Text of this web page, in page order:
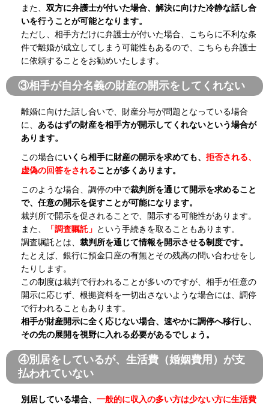
また、 双方に弁護士が付いた場合、解決に向けた冷静な話し合
いを行うことが可能となります。
ただし、相手方だけに弁護士が付いた場合、こちらに不利な条
件で離婚が成立してしまう可能性もあるので、こちらも弁護士
に依頼することをお勧めいたします。
③相手が自分名義の財産の開示をしてくれない
離婚に向けた話し合いで、財産分与が問題となっている場合
に、 あるはずの財産を相手方が開示してくれないという場合が
あります。
この場合にいくら相手に財産の開示を求めても、 拒否される、
虚偽の回答をされることが多くあります。
このような場合、調停の中で裁判所を通じて開示を求めること
で、任意の開示を促すことが可能になります。
裁判所で開示を促されることで、開示する可能性があります。
また、
「調査嘱託」 という手続きを取ることもあります。
調査嘱託とは、 裁判所を通じて情報を開示させる制度です。
たとえば、銀行に預金口座の有無とその残高の問い合わせをし
たりします。
この制度は裁判で行われることが多いのですが、相手が任意の
開示に応じず、根拠資料を一切出さないような場合には、調停
で行われることもあります。
相手が財産開示に全く応じない場合、速やかに調停へ移行し、
その先の展開を視野に入れる必要があるでしょう。
④別居をしているが、生活費（婚姻費用）が支
払われていない
別居している場合、 一般的に収入の多い方は少ない方に生活費